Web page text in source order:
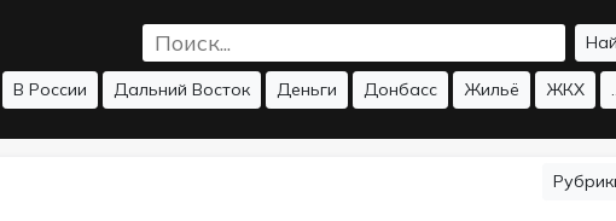
В России Дальний Восток Деньги Донбасс Жильё ЖКХ